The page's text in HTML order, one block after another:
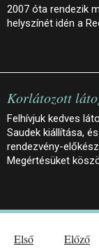
2007 óta rendezik
helyszínét idén a
Korlátozott
Felhívjuk kedves
Saudek kiállítása,
rendezvény-
Megértésüket
Első Előző